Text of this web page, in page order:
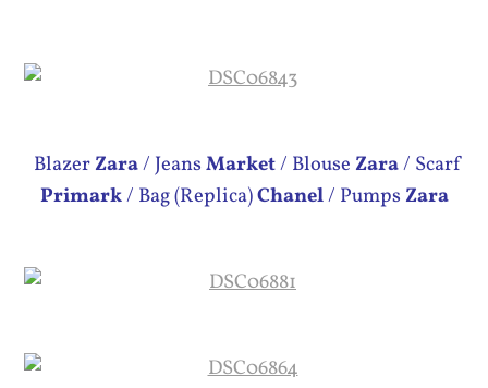
BlazerZara/ JeansMarket/ BlouseZara/ Scarf
Primark/ Bag (Replica)Chanel/ PumpsZara